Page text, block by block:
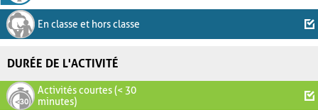
En classe et hors classe
DURÉE DE L'ACTIVITÉ
Activités courtes (< 30
minutes)